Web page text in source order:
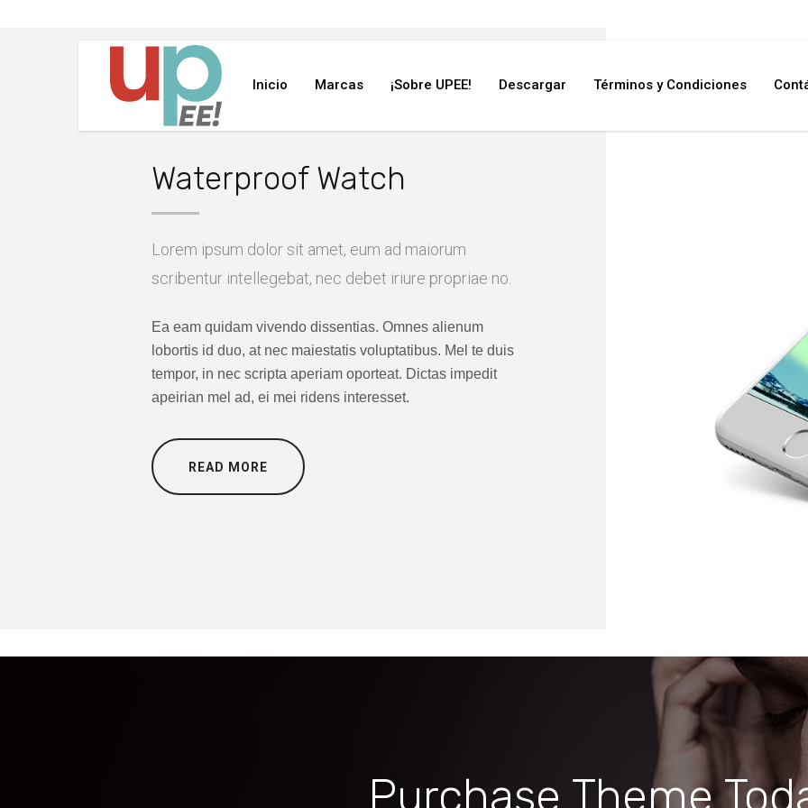
Inicio Marcas ¡Sobre UPEE! Descargar Términos y Condiciones
Waterproof Watch
Lorem ipsum dolor sit amet, eum ad maiorum
scribentur intellegebat, nec debet iriure propriae no.
Ea eam quidam vivendo dissentias. Omnes alienum
lobortis id duo, at nec maiestatis voluptatibus. Mel te duis
tempor, in nec scripta aperiam oporteat. Dictas impedit
apeirian mel ad, ei mei ridens interesset.
READ MORE
Purchase Theme